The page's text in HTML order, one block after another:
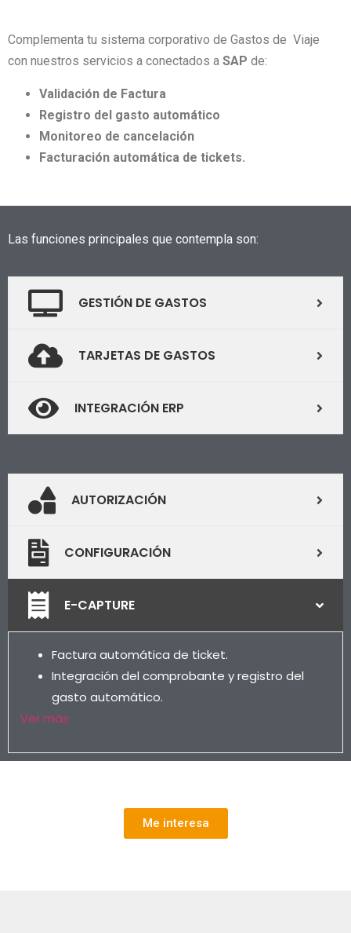
Complementa tu sistema corporativo de Gastos de Viaje
con nuestros servicios a conectados a SAP de:
Validación de Factura
Registro del gasto automático
Monitoreo de cancelación
Facturación automática de tickets.
Las funciones principales que contempla son:
GESTIÓN DE GASTOS
TARJETAS DE GASTOS
INTEGRACIÓN ERP
AUTORIZACIÓN
CONFIGURACIÓN
E-CAPTURE
Factura automática de ticket.
Integración del comprobante y registro del
gasto automático.
Ver más
Me interesa